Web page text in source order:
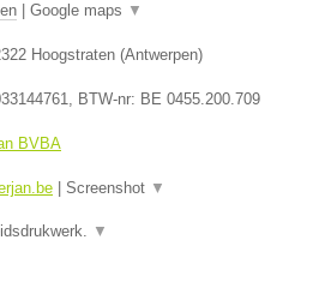
Google maps ▼
Hoogstraten (Antwerpen)
, BTW-nr: BE 0455.200.709
BVBA
Screenshot ▼
▼